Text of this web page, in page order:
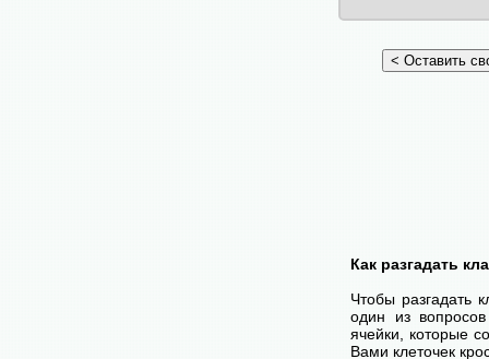
Как разгадать
Чтобы разгадать
один из
ячейки, которые
Вами клеточек